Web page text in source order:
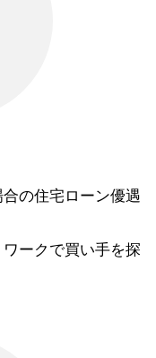
の住宅ローン優遇
ークで買い手を探